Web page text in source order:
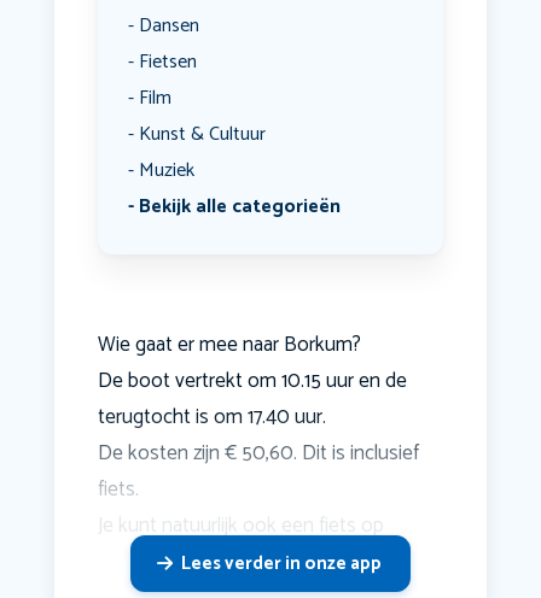
Dansen
Fietsen
Film
Kunst & Cultuur
Muziek
Bekijk alle categorieën
Wie gaat er mee naar Borkum?
De boot vertrekt om 10.15 uur en de
terugtocht is om 17.40 uur.
De kosten zijn € 50,60. Dit is inclusief
fiets.
Je kunt natuurlijk ook een fiets op
Lees verder in onze app